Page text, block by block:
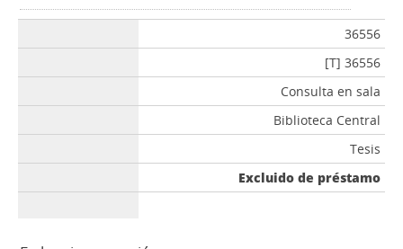
36556
[T] 36556
Consulta en sala
Biblioteca Central
Tesis
Excluido de préstamo